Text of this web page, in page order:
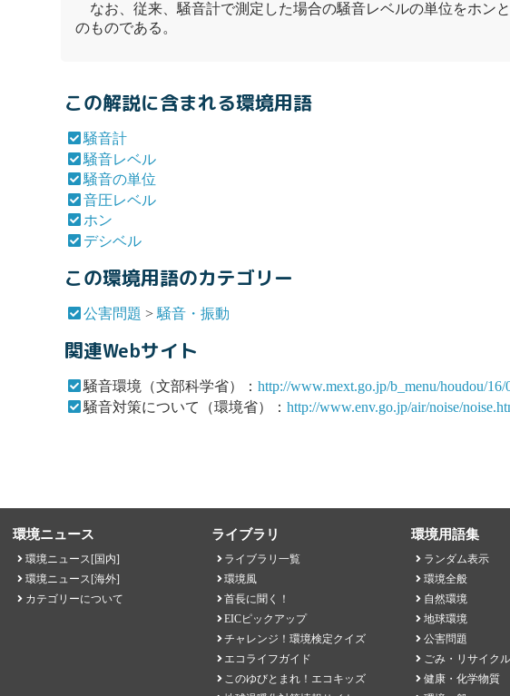
なお、従来、騒音計で測定した場合の騒音レベルの単位をホン
のものである。
この解説に含まれる環境用語
騒音計
騒音レベル
騒音の単位
音圧レベル
ホン
デシベル
この環境用語のカテゴリー
公害問題 >騒音・振動
関連Webサイト
騒音環境（文部科学省）：http://www.mext.go.jp/b_menu/houdou/
騒音対策について（環境省）：http://www.env.go.jp/air/noise/
環境ニュース
環境ニュース[国内]
環境ニュース[海外]
カテゴリーについて
ライブラリ
ライブラリ一覧
環境風
首長に聞く！
EICピックアップ
チャレンジ！環境検定クイズ
エコライフガイド
このゆびとまれ！エコキッズ
環境用語集
ランダム表示
環境全般
自然環境
地球環境
公害問題
ごみ・リサイクル
健康・化学物質